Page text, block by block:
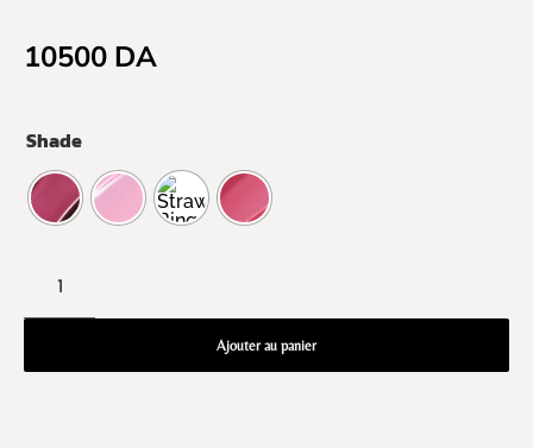
10500 DA
Shade
Ajouter au panier